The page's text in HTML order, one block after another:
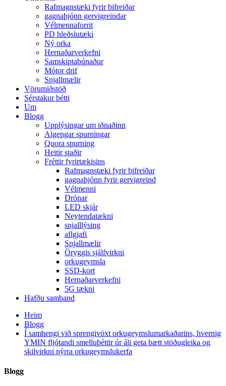
Rafmagnstæki fyrir bifreiðar
gagnaþjónn gervigreindar
Vélmennaforrit
PD hleðslutæki
Ný orka
Hernaðarverkefni
Samskiptabúnaður
Mótor drif
Snjallmælir
Vörumiðstöð
Sérstakur þétti
Um
Blogg
Upplýsingar um iðnaðinn
Algengar spurningar
Quora spurning
Heitir staðir
Fréttir fyrirtækisins
Rafmagnstæki fyrir bifreiðar
gagnaþjónn fyrir gervigreind
Vélmenni
Drónar
LED skjár
Neytendatækni
snjalllýsing
aflgjafi
Snjallmælir
Öryggis sjálfvirkni
orkugeymsla
SSD-kort
Hernaðarverkefni
5G tækni
Hafðu samband
Heim
Blogg
Í samhengi við sprengivöxt orkugeymslumarkaðarins, hvernig
YMIN fljótandi smelluþéttir úr áli geta bætt stöðugleika og
skilvirkni nýrra orkugeymslukerfa
Blogg